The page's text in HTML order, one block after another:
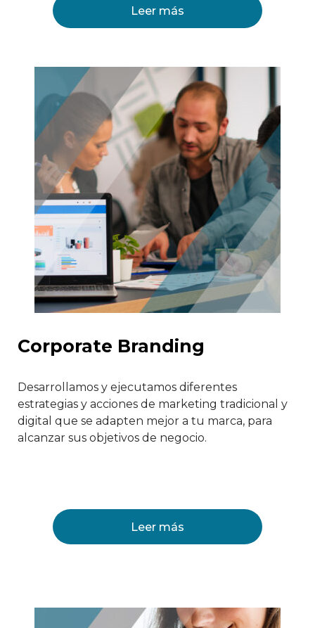
Leer más
Corporate Branding
Desarrollamos y ejecutamos diferentes
estrategias y acciones de marketing tradicional y
digital que se adapten mejor a tu marca, para
alcanzar sus objetivos de negocio.
Leer más